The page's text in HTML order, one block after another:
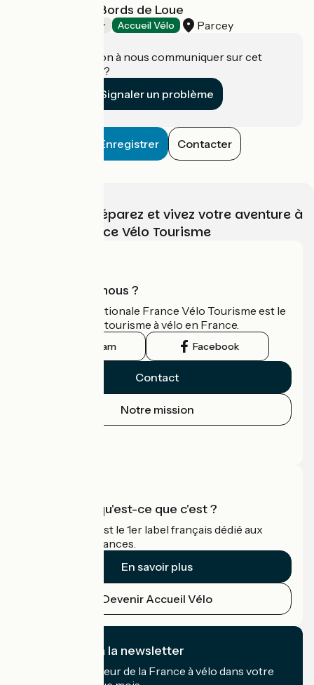
Camping - Les Bords de Loue
Accueil Vélo Parcey
Une information à nous communiquer sur cet
établissement ?
Signaler un problème
Enregistrer Contacter
Choisissez, préparez et vivez votre aventure à
vélo avec France Vélo Tourisme
Qui sommes-nous ?
L'association nationale France Vélo Tourisme est le
guide officiel du tourisme à vélo en France.
Instagram Facebook
Contact
Notre mission
Accueil Vélo qu'est-ce que c'est ?
Accueil Vélo c'est le 1er label français dédié aux
cyclistes en vacances.
En savoir plus
Devenir Accueil Vélo
Je m'abonne à la newsletter
Recevez le meilleur de la France à vélo dans votre